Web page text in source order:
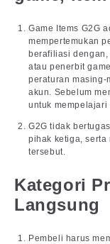
Game Items G2G
mempertemukan
berafiliasi dengan,
atau penerbit
peraturan masing-
akun. Sebelum
untuk mempelajari
G2G tidak
pihak ketiga, serta
tersebut.
Kategori
Langsung
Pembeli harus